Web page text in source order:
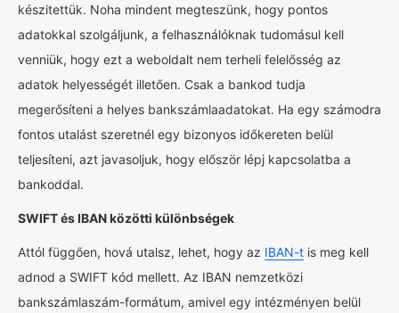
készitettük. Noha mindent megteszünk, hogy pontos
adatokkal szolgáljunk, a felhasználóknak tudomásul kell
venniük, hogy ezt a weboldalt nem terheli felelősség az
adatok helyességét illetően. Csak a bankod tudja
megerősíteni a helyes bankszámlaadatokat. Ha egy számodra
fontos utalást szeretnél egy bizonyos időkereten belül
teljesíteni, azt javasoljuk, hogy először lépj kapcsolatba a
bankoddal.
SWIFT és IBAN közötti különbségek
Attól függően, hová utalsz, lehet, hogy az IBAN-t is meg kell
adnod a SWIFT kód mellett. Az IBAN nemzetközi
bankszámlaszám-formátum, amivel egy intézményen belül